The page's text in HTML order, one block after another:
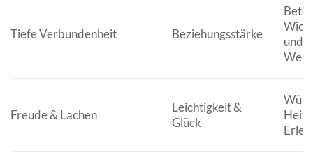
Tiefe Verbundenheit Beziehungsstärke
und
Freude & Lachen
Leichtigkeit &
Glück